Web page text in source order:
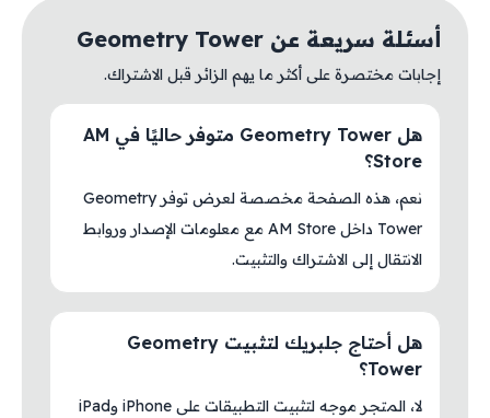
أسئلة سريعة عن Geometry Tower
إجابات مختصرة على أكثر ما يهم الزائر قبل الاشتراك.
هل Geometry Tower متوفر حاليًا في AM
Store؟
نعم، هذه الصفحة مخصصة لعرض توفر Geometry
Tower داخل AM Store مع معلومات الإصدار وروابط
الانتقال إلى الاشتراك والتثبيت.
هل أحتاج جلبريك لتثبيت Geometry
Tower؟
لا، المتجر موجه لتثبيت التطبيقات على iPhone وiPad